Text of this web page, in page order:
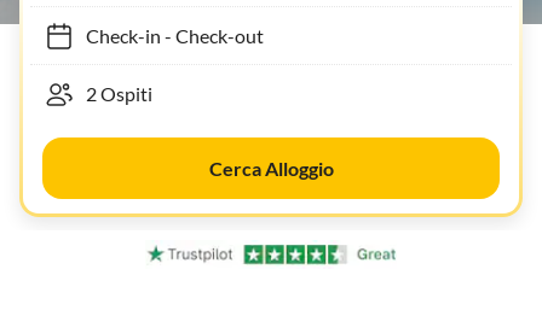
Check-in- Check-out
Cerca Alloggio